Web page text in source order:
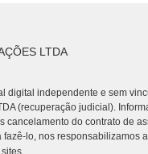
LTDA
digital independente e sem
(recuperação judicial).
cancelamento do contrato de
fazê-lo, nos responsabilizamos